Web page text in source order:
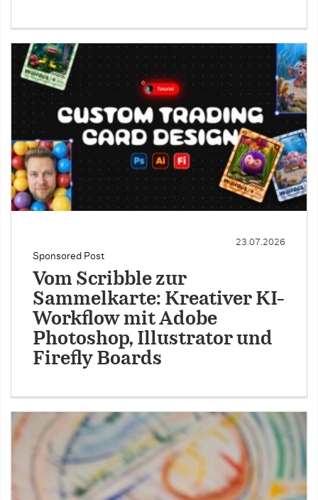
Sponsored Post
23.07.2026
Vom Scribble zur
Sammelkarte: Kreativer KI-
Workflow mit Adobe
Photoshop, Illustrator und
Firefly Boards